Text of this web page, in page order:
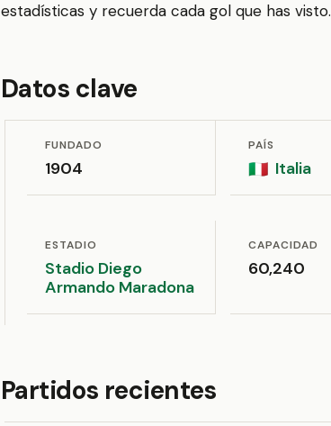
estadísticas y recuerda cada gol que has visto.
Datos clave
FUNDADO
1904
PAÍS
🇮🇹 Italia
ESTADIO
Stadio Diego
Armando Maradona
CAPACIDAD
60,240
Partidos recientes